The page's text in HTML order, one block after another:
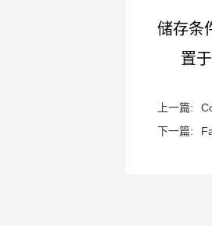
储存条
置
上一篇:
下一篇: